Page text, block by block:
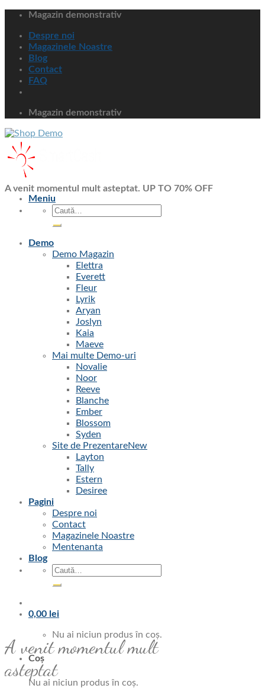
OmitețiMagazin demonstrativ
Despre noi
Magazinele Noastre
Blog
Contact
FAQ
Magazin demonstrativ
Meniu
Caută
Demo
Demo Magazin
Elettra
Everett
Fleur
Lyrik
Aryan
Joslyn
Kaia
Maeve
Mai multe Demo-uri
Novalie
Noor
Reeve
Blanche
Ember
Blossom
Syden
Site de Prezentare
Layton
Tally
Estern
Desiree
Pagini
Despre noi
Contact
Magazinele Noastre
Mentenanta
Blog
Caută
0,00 lei
Nu ai niciun produs în coș.
Coș
Nu ai niciun produs în coș.
A venit momentul mult asteptat. UP TO 70% OFF
A venit momentul mult
asteptat